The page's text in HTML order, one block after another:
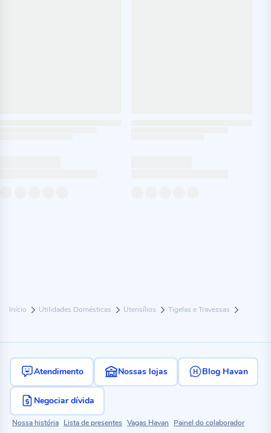
Início Utilidades Domésticas Utensílios Tigelas e Travessas
Atendimento Nossas lojas Blog Havan
Negociar dívida
Nossa história Lista de presentes Vagas Havan
Painel do colaborador